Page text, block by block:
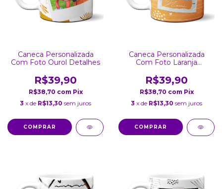
Caneca Personalizada
Com Foto Ourol Detalhes
R$39,90
R$38,70 com Pix
3 x de R$13,30 sem juros
COMPRAR
Caneca Personalizada
Com Foto Laranja
R$39,90
R$38,70 com Pix
3 x de R$13,30 sem juros
COMPRAR